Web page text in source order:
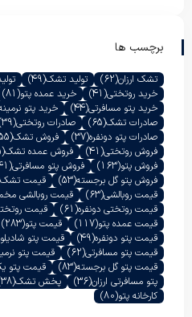
برچسب ها
تشک ارزان(62) تولید تشک(49)
خرید روتختی(41) خرید عمده پتو(81)
خرید پتو مسافرتی(44) خرید پتو
صادرات تشک(65) صادرات روتختی(39)
صادرات پتو دونفره(37) فروش تشک(55)
فروش روتختی(41) فروش عمده تشک(45)
فروش پتو(163) فروش پتو مسافرتی(41)
فروش پتو گل برجسته(53) قیمت تشک
قیمت روبالشی(63) قیمت روبالشی
قیمت روتختی دونفره(61) قیمت
قیمت عمده پتو(117) قیمت پتو(283)
قیمت پتو دونفره(49) قیمت پتو
قیمت پتو مسافرتی(62) قیمت پتو
قیمت پتو گل برجسته(83) قیمت پتو
پتو مسافرتی ارزان(36) پخش تشک(38)
کارخانه پتو(80)